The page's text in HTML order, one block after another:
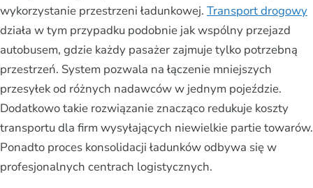
wykorzystanie przestrzeni ładunkowej. Transport drogowy
działa w tym przypadku podobnie jak wspólny przejazd
autobusem, gdzie każdy pasażer zajmuje tylko potrzebną
przestrzeń. System pozwala na łączenie mniejszych
przesyłek od różnych nadawców w jednym pojeździe.
Dodatkowo takie rozwiązanie znacząco redukuje koszty
transportu dla firm wysyłających niewielkie partie towarów.
Ponadto proces konsolidacji ładunków odbywa się w
profesjonalnych centrach logistycznych.